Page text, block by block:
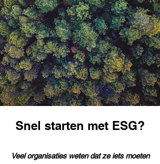
Snel starten met ESG?
Veel organisaties weten dat ze iets moeten